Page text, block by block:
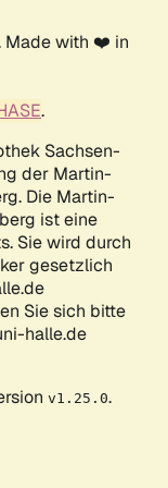
Made with ❤️ in
.
Sachsen-
der Martin-
Die Martin-
ist eine
Sie wird durch
gesetzlich
Sie sich bitte
halle.de
v1.25.0.